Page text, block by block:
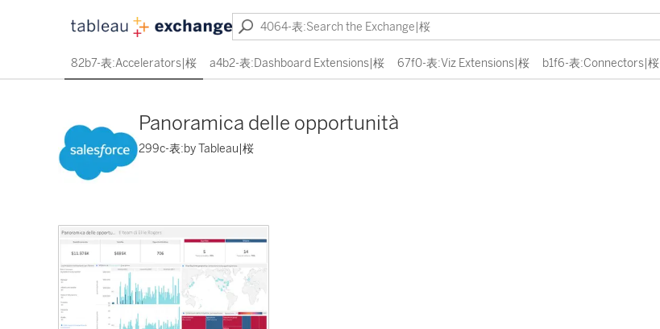
82b7-表:Accelerators|桜 a4b2-表:Dashboard Extensions|桜 67f0-表:Viz Extensions|桜 b1f6-表:Connectors|桜
Panoramica delle opportunità
299c-表:by Tableau|桜